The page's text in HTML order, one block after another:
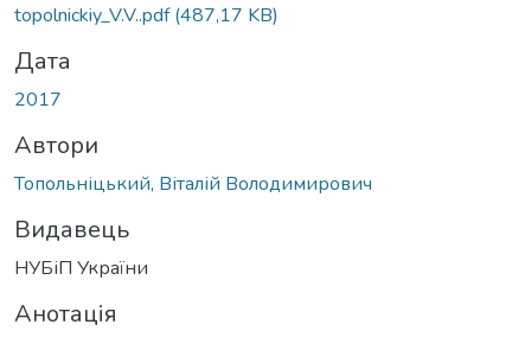
topolnickiy_V.V..pdf(487,17 KB)
Дата
2017
Автори
Топольніцький, Віталій Володимирович
Видавець
НУБіП України
Анотація